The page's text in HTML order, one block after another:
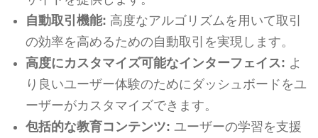
自動取引機能: 高度なアルゴリズムを用いて取引
の効率を高めるための自動取引を実現します。
高度にカスタマイズ可能なインターフェイス: よ
り良いユーザー体験のためにダッシュボードをユ
ーザーがカスタマイズできます。
包括的な教育コンテンツ: ユーザーの学習を支援